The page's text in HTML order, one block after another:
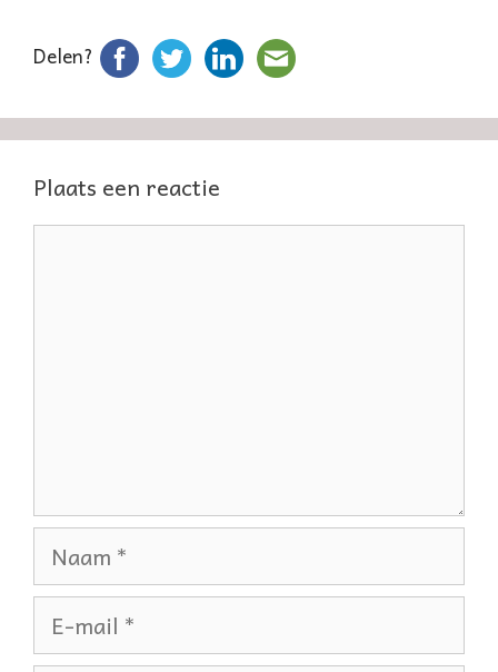
Delen?
Plaats een reactie
Naam
E-
mail